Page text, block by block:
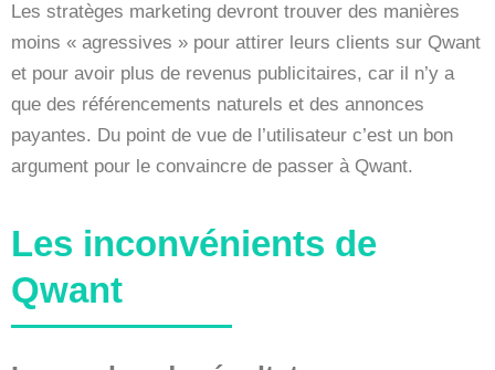
Les stratèges marketing devront trouver des manières
moins « agressives » pour attirer leurs clients sur Qwant
et pour avoir plus de revenus publicitaires, car il n’y a
que des référencements naturels et des annonces
payantes. Du point de vue de l’utilisateur c’est un bon
argument pour le convaincre de passer à Qwant.
Les inconvénients de
Qwant